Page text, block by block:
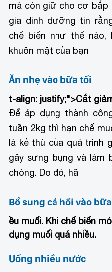
mà còn giữ cho cơ bắp
gia dinh dưỡng tin
chế biến như thế nào,
khuôn mặt của bạn
Ăn nhẹ vào bữa tối
t-align: justify;">Cắt
Để áp dụng thành
tuần 2kg thì hạn chế
là kẻ thù của quá trình
gây sưng bụng và làm
chóng. Do đó, hã
Bổ sung cá hồi vào
ều muối. Khi chế biến
dụng muối quá nhiều.
Uống nhiều nước